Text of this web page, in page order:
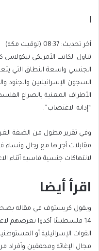
آخر
تحديث:
08:37
(توقيت
مكة)
آخر تحديث: 08:37 (توقيت مكة)
تناول الكاتب الأمريكي
الجنسي واسعة النطاق التي
السجون الإسرائيليين
الأطراف المعنية بالصراع
“إدانة الاغتصاب”.
وفي تقرير مطول من الضفة
مقابلات أجراها مع رجال
لانتهاكات جنسية قاسية أثناء
اقرأ أيضا
list
of
2
items
end
of
list
ويقول كريستوف في مقاله
14 فلسطينيًا أكدوا تعرضهم
القوات الإسرائيلية أو
مجال الإغاثة ومحققين